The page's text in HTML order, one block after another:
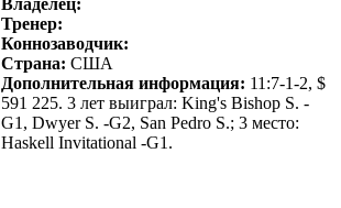
Тренер:
Коннозаводчик:
Страна: США
Дополнительная информация: 11:7-1-2, $
591 225. 3 лет выиграл: King's Bishop S. -
G1, Dwyer S. -G2, San Pedro S.; 3 место:
Haskell Invitational -G1.